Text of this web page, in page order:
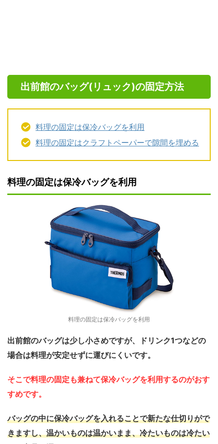
出前館のバッグ(リュック)の固定方法
料理の固定は保冷バッグを利用
料理の固定はクラフトペーパーで隙間を埋める
料理の固定は保冷バッグを利用
料理の固定は保冷バッグを利用
出前館のバッグは少し小さめですが、ドリンク1つなどの
場合は料理が安定せずに運びにくいです。
そこで料理の固定も兼ねて保冷バッグを利用するのがおす
すめです。
バッグの中に保冷バッグを入れることで新たな仕切りがで
きますし、温かいものは温かいまま、冷たいものは冷たい